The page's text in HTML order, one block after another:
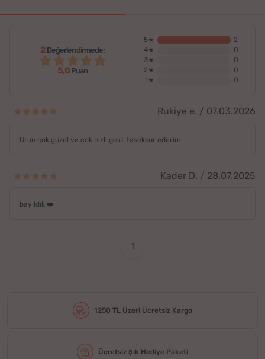
2Değerlendirmede:
5,0Puan
5★
2
4★
0
3★
0
2★
0
1★
0
Rukiye e. / 07.03.2026
Urun cok guzel ve cok hizli geldi tesekkur ederim
Kader D. / 28.07.2025
bayıldık ❤️
1
1250 TL Üzeri Ücretsiz Kargo
Ücretsiz Şık Hediye Paketi